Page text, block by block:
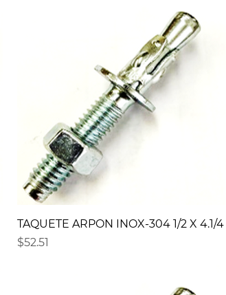
TAQUETE ARPON INOX-304 1/2 X 4.1/4
Precio
$52.51